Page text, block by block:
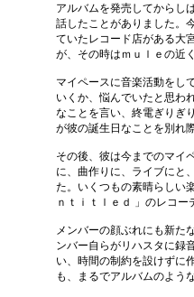
アルバムを発売してからし
話したことがありました。
ていたレコード店がある大
が、その時はｍｕｌｅの近
マイペースに音楽活動をし
いくか、悩んでいたと思わ
なことを言い、終電ぎりぎ
が彼の誕生日なことを別れ
その後、彼は今までのマイ
に、曲作りに、ライブにと
た。いくつもの素晴らしい
ｎｔｉｔｌｅｄ 」のレコ
メンバーの顔ぶれにも新た
ンバー自らがリハスタに録
い、時間の制約を設けずに
も、まるでアルバムのよう